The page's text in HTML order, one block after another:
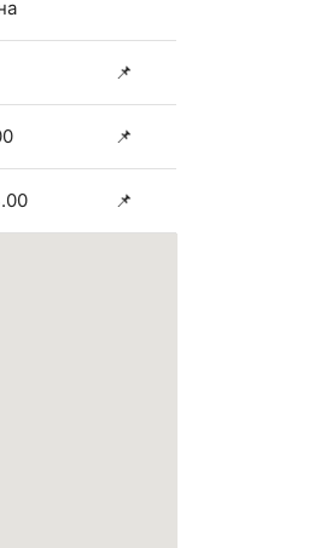
📌
📌
📌